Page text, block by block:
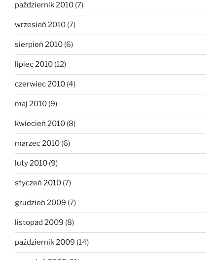
październik 2010 (7)
wrzesień 2010 (7)
sierpień 2010 (6)
lipiec 2010 (12)
czerwiec 2010 (4)
maj 2010 (9)
kwiecień 2010 (8)
marzec 2010 (6)
luty 2010 (9)
styczeń 2010 (7)
grudzień 2009 (7)
listopad 2009 (8)
październik 2009 (14)